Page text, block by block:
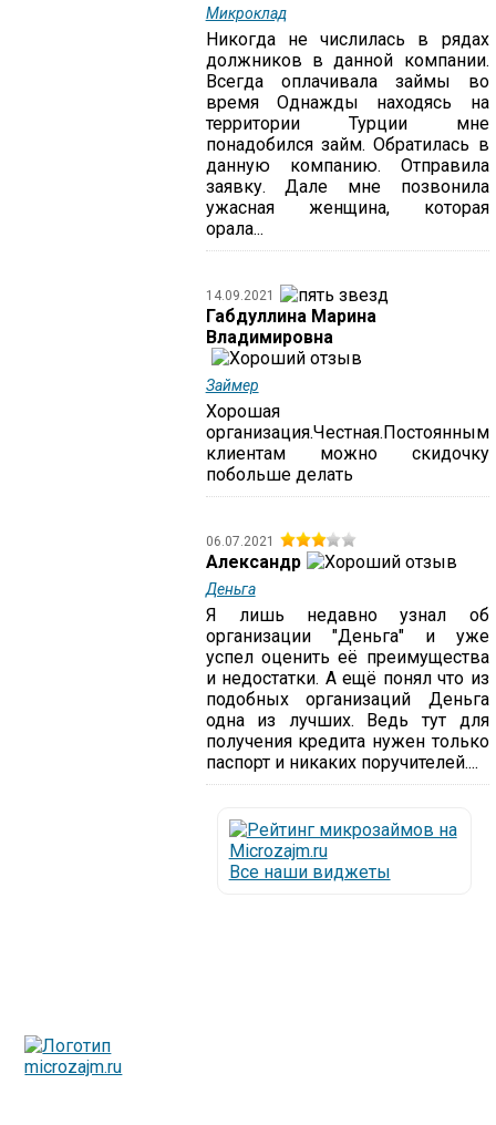
Микроклад
Никогда не числилась в рядах
должников в данной компании.
Всегда оплачивала займы во
время Однажды находясь на
территории Турции мне
понадобился займ. Обратилась в
данную компанию. Отправила
заявку. Дале мне позвонила
ужасная женщина, которая
орала...
14.09.2021
Габдуллина Марина
Владимировна
Займер
Хорошая
организация.Честная.Постоянным
клиентам можно скидочку
побольше делать
06.07.2021
Александр
Деньга
Я лишь недавно узнал об
организации "Деньга" и уже
успел оценить её преимущества
и недостатки. А ещё понял что из
подобных организаций Деньга
одна из лучших. Ведь тут для
получения кредита нужен только
паспорт и никаких поручителей....
Все наши виджеты